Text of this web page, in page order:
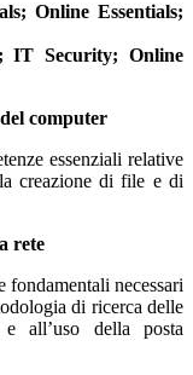
Online Essentials;
IT Security; Online
computer
essenziali relative
creazione di file e di
rete
necessari
di ricerca delle
all’uso della posta